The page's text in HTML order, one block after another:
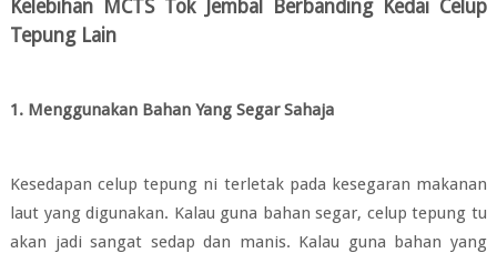
Kelebihan MCTS Tok Jembal Berbanding Kedai Celup
Tepung Lain
1. Menggunakan Bahan Yang Segar Sahaja
Kesedapan celup tepung ni terletak pada kesegaran makanan
laut yang digunakan. Kalau guna bahan segar, celup tepung tu
akan jadi sangat sedap dan manis. Kalau guna bahan yang